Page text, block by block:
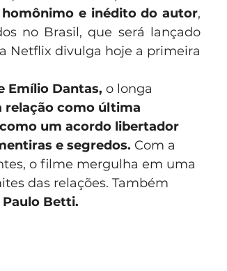
e inédito do autor,
no Brasil, que será lançado
Netflix divulga hoje a primeira
Emílio Dantas, o longa
relação como última
um acordo libertador
e segredos. Com a
o filme mergulha em uma
das relações. Também
Paulo Betti.